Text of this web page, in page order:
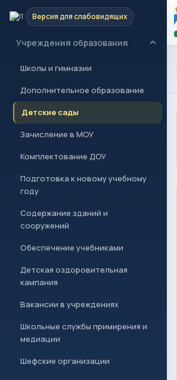
Версия для слабовидящих
Новости и проекты
Учреждения образования
Школы и гимназии
Дополнительное образование
Детские сады
Зачисление в МОУ
Комплектование ДОУ
Подготовка к новому учебному
году
Содержание зданий и
сооружений
Обеспечение учебниками
Детская оздоровительная
кампания
Вакансии в учреждениях
Школьные службы примирения и
медиации
Шефские организации